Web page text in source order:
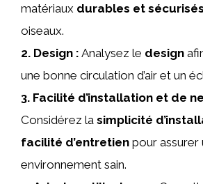
matériaux durables et sécurisés
oiseaux.
2. Design : Analysez le design
une bonne circulation d’air et un
3. Facilité d’installation et de
Considérez la simplicité
facilité d’entretien pour assurer
environnement sain.